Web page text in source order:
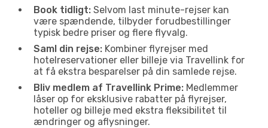
Book tidligt: Selvom last minute-rejser kan
være spændende, tilbyder forudbestillinger
typisk bedre priser og flere flyvalg.
Saml din rejse: Kombiner flyrejser med
hotelreservationer eller billeje via Travellink for
at få ekstra besparelser på din samlede rejse.
Bliv medlem af Travellink Prime: Medlemmer
låser op for eksklusive rabatter på flyrejser,
hoteller og billeje med ekstra fleksibilitet til
ændringer og aflysninger.